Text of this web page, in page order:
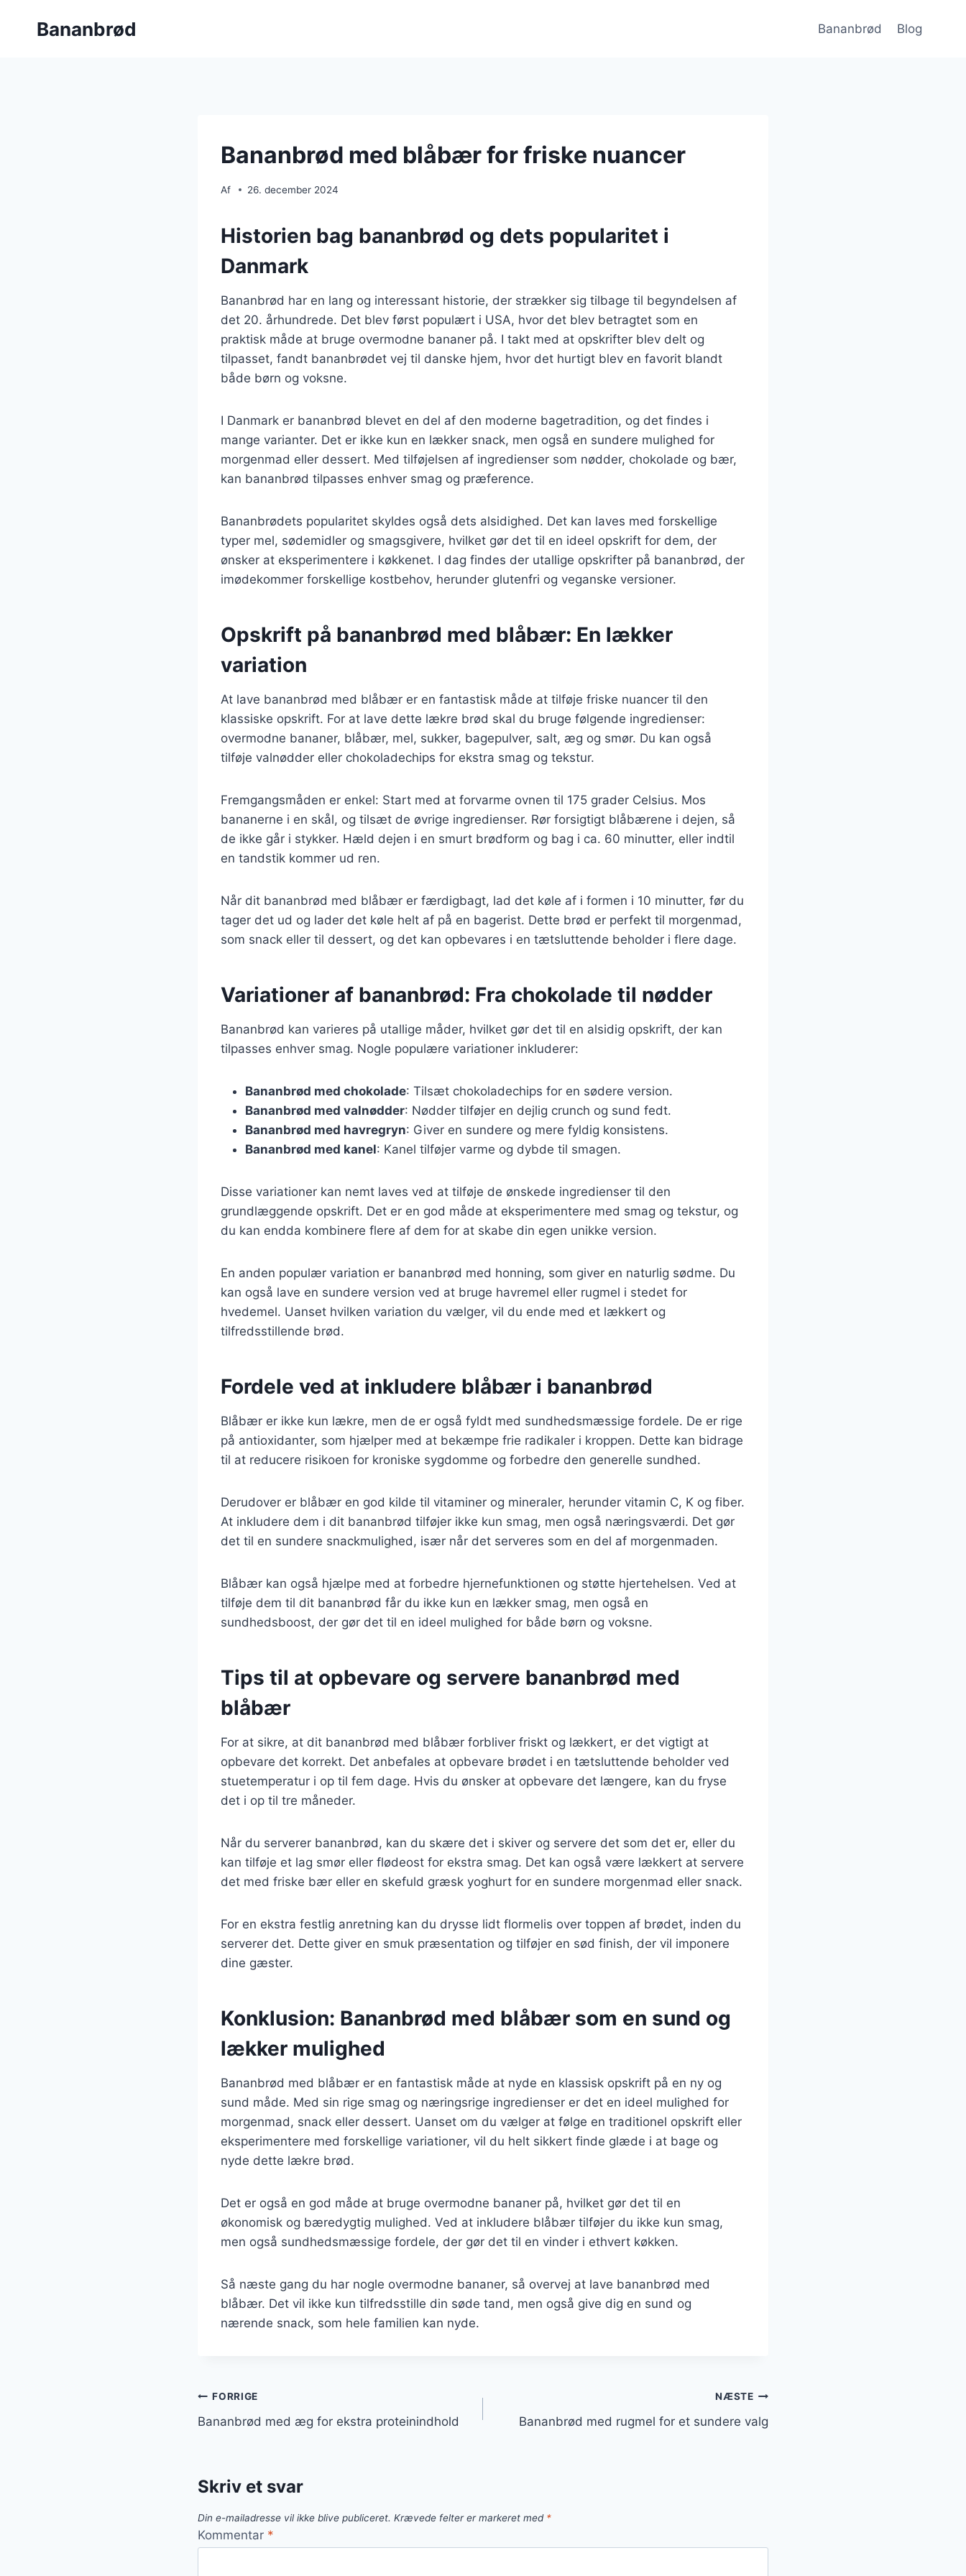
Bananbrød Bananbrød Blog
Bananbrød med blåbær for friske nuancer
Af 26. december 2024
Historien bag bananbrød og dets popularitet i
Danmark
Bananbrød har en lang og interessant historie, der strækker sig tilbage til begyndelsen af
det 20. århundrede. Det blev først populært i USA, hvor det blev betragtet som en
praktisk måde at bruge overmodne bananer på. I takt med at opskrifter blev delt og
tilpasset, fandt bananbrødet vej til danske hjem, hvor det hurtigt blev en favorit blandt
både børn og voksne.
I Danmark er bananbrød blevet en del af den moderne bagetradition, og det findes i
mange varianter. Det er ikke kun en lækker snack, men også en sundere mulighed for
morgenmad eller dessert. Med tilføjelsen af ingredienser som nødder, chokolade og bær,
kan bananbrød tilpasses enhver smag og præference.
Bananbrødets popularitet skyldes også dets alsidighed. Det kan laves med forskellige
typer mel, sødemidler og smagsgivere, hvilket gør det til en ideel opskrift for dem, der
ønsker at eksperimentere i køkkenet. I dag findes der utallige opskrifter på bananbrød, der
imødekommer forskellige kostbehov, herunder glutenfri og veganske versioner.
Opskrift på bananbrød med blåbær: En lækker
variation
At lave bananbrød med blåbær er en fantastisk måde at tilføje friske nuancer til den
klassiske opskrift. For at lave dette lækre brød skal du bruge følgende ingredienser:
overmodne bananer, blåbær, mel, sukker, bagepulver, salt, æg og smør. Du kan også
tilføje valnødder eller chokoladechips for ekstra smag og tekstur.
Fremgangsmåden er enkel: Start med at forvarme ovnen til 175 grader Celsius. Mos
bananerne i en skål, og tilsæt de øvrige ingredienser. Rør forsigtigt blåbærene i dejen, så
de ikke går i stykker. Hæld dejen i en smurt brødform og bag i ca. 60 minutter, eller indtil
en tandstik kommer ud ren.
Når dit bananbrød med blåbær er færdigbagt, lad det køle af i formen i 10 minutter, før du
tager det ud og lader det køle helt af på en bagerist. Dette brød er perfekt til morgenmad,
som snack eller til dessert, og det kan opbevares i en tætsluttende beholder i flere dage.
Variationer af bananbrød: Fra chokolade til nødder
Bananbrød kan varieres på utallige måder, hvilket gør det til en alsidig opskrift, der kan
tilpasses enhver smag. Nogle populære variationer inkluderer:
Bananbrød med chokolade: Tilsæt chokoladechips for en sødere version.
Bananbrød med valnødder: Nødder tilføjer en dejlig crunch og sund fedt.
Bananbrød med havregryn: Giver en sundere og mere fyldig konsistens.
Bananbrød med kanel: Kanel tilføjer varme og dybde til smagen.
Disse variationer kan nemt laves ved at tilføje de ønskede ingredienser til den
grundlæggende opskrift. Det er en god måde at eksperimentere med smag og tekstur, og
du kan endda kombinere flere af dem for at skabe din egen unikke version.
En anden populær variation er bananbrød med honning, som giver en naturlig sødme. Du
kan også lave en sundere version ved at bruge havremel eller rugmel i stedet for
hvedemel. Uanset hvilken variation du vælger, vil du ende med et lækkert og
tilfredsstillende brød.
Fordele ved at inkludere blåbær i bananbrød
Blåbær er ikke kun lækre, men de er også fyldt med sundhedsmæssige fordele. De er rige
på antioxidanter, som hjælper med at bekæmpe frie radikaler i kroppen. Dette kan bidrage
til at reducere risikoen for kroniske sygdomme og forbedre den generelle sundhed.
Derudover er blåbær en god kilde til vitaminer og mineraler, herunder vitamin C, K og fiber.
At inkludere dem i dit bananbrød tilføjer ikke kun smag, men også næringsværdi. Det gør
det til en sundere snackmulighed, især når det serveres som en del af morgenmaden.
Blåbær kan også hjælpe med at forbedre hjernefunktionen og støtte hjertehelsen. Ved at
tilføje dem til dit bananbrød får du ikke kun en lækker smag, men også en
sundhedsboost, der gør det til en ideel mulighed for både børn og voksne.
Tips til at opbevare og servere bananbrød med
blåbær
For at sikre, at dit bananbrød med blåbær forbliver friskt og lækkert, er det vigtigt at
opbevare det korrekt. Det anbefales at opbevare brødet i en tætsluttende beholder ved
stuetemperatur i op til fem dage. Hvis du ønsker at opbevare det længere, kan du fryse
det i op til tre måneder.
Når du serverer bananbrød, kan du skære det i skiver og servere det som det er, eller du
kan tilføje et lag smør eller flødeost for ekstra smag. Det kan også være lækkert at servere
det med friske bær eller en skefuld græsk yoghurt for en sundere morgenmad eller snack.
For en ekstra festlig anretning kan du drysse lidt flormelis over toppen af brødet, inden du
serverer det. Dette giver en smuk præsentation og tilføjer en sød finish, der vil imponere
dine gæster.
Konklusion: Bananbrød med blåbær som en sund og
lækker mulighed
Bananbrød med blåbær er en fantastisk måde at nyde en klassisk opskrift på en ny og
sund måde. Med sin rige smag og næringsrige ingredienser er det en ideel mulighed for
morgenmad, snack eller dessert. Uanset om du vælger at følge en traditionel opskrift eller
eksperimentere med forskellige variationer, vil du helt sikkert finde glæde i at bage og
nyde dette lækre brød.
Det er også en god måde at bruge overmodne bananer på, hvilket gør det til en
økonomisk og bæredygtig mulighed. Ved at inkludere blåbær tilføjer du ikke kun smag,
men også sundhedsmæssige fordele, der gør det til en vinder i ethvert køkken.
Så næste gang du har nogle overmodne bananer, så overvej at lave bananbrød med
blåbær. Det vil ikke kun tilfredsstille din søde tand, men også give dig en sund og
nærende snack, som hele familien kan nyde.
Indlægsnavigation
FORRIGE
Bananbrød med æg for ekstra proteinindhold
NÆSTE
Bananbrød med rugmel for et sundere valg
Skriv et svar
Din e-mailadresse vil ikke blive publiceret. Krævede felter er markeret med *
Kommentar *